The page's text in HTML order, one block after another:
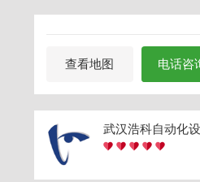
查看地图 电话咨
武汉浩科自动化